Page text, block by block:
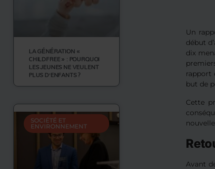
LA GÉNÉRATION «
CHILDFREE » : POURQUOI
LES JEUNES NE VEULENT
PLUS D’ENFANTS ?
SOCIÉTÉ ET
ENVIRONNEMENT
Un
début
dix
rapport
but de
Cette
Avant